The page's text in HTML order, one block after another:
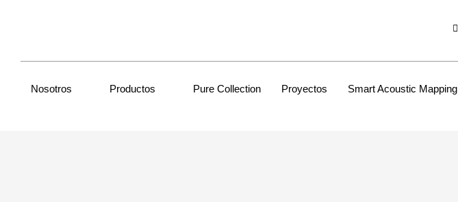
Nosotros Productos Pure Collection Proyectos Smart Acoustic Mapping